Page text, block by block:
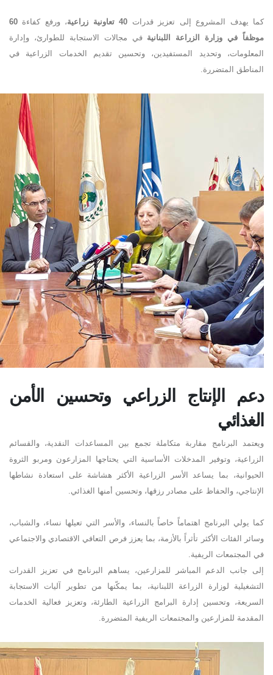
كما يهدف المشروع إلى تعزيز قدرات 40 تعاونية زراعية، ورفع كفاءة 60
موظفاً في وزارة الزراعة اللبنانية في مجالات الاستجابة للطوارئ، وإدارة
المعلومات، وتحديد المستفيدين، وتحسين تقديم الخدمات الزراعية في
المناطق المتضررة
دعم الإنتاج الزراعي وتحسين الأمن
الغذائي
ويعتمد البرنامج مقاربة متكاملة تجمع بين المساعدات النقدية، والقسائم
الزراعية، وتوفير المدخلات الأساسية التي يحتاجها المزارعون ومربو الثروة
الحيوانية، بما يساعد الأسر الزراعية الأكثر هشاشة على استعادة نشاطها
الإنتاجي، والحفاظ على مصادر رزقها، وتحسين أمنها الغذائي
كما يولي البرنامج اهتماماً خاصاً بالنساء، والأسر التي تعيلها نساء، والشباب،
وسائر الفئات الأكثر تأثراً بالأزمة، بما يعزز فرص التعافي الاقتصادي والاجتماعي
في المجتمعات الريفية
إلى جانب الدعم المباشر للمزارعين، يساهم البرنامج في تعزيز القدرات
التشغيلية لوزارة الزراعة اللبنانية، بما يمكّنها من تطوير آليات الاستجابة
السريعة، وتحسين إدارة البرامج الزراعية الطارئة، وتعزيز فعالية الخدمات
المقدمة للمزارعين والمجتمعات الريفية المتضررة